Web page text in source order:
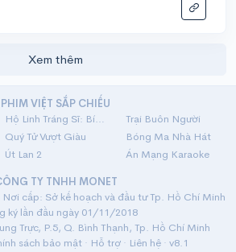
Xem thêm
PHIM VIỆT SẮP CHIẾU
Hộ Linh Tráng Sĩ: Bí Ẩn Mộ Vua Đinh
Trại Buôn Người
Quý Tử Vượt Giàu
Bóng Ma Nhà Hát
Út Lan 2
Án Mạng Karaoke
TY TNHH MONET
cấp: Sở kế hoạch và đầu tư Tp. Hồ Chí Minh
ký lần đầu ngày 01/11/2018
Trực, P.5, Q. Bình Thạnh, Tp. Hồ Chí Minh
sách bảo mật · Hỗ trợ · Liên hệ · v8.1